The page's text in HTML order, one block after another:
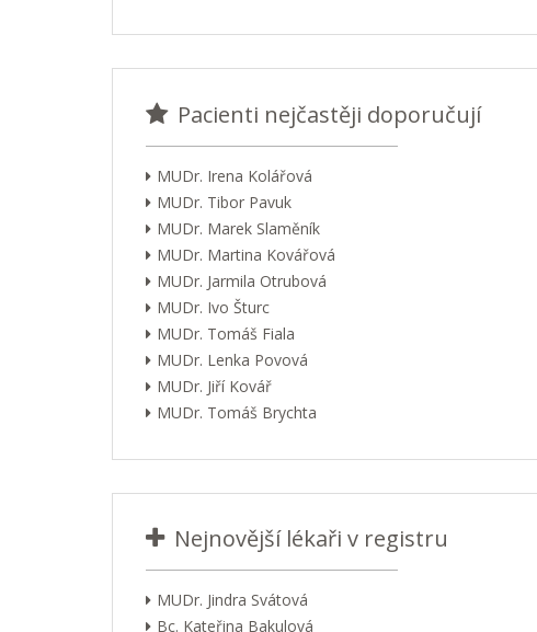
Pacienti nejčastěji doporučují
MUDr. Irena Kolářová
MUDr. Tibor Pavuk
MUDr. Marek Slaměník
MUDr. Martina Kovářová
MUDr. Jarmila Otrubová
MUDr. Ivo Šturc
MUDr. Tomáš Fiala
MUDr. Lenka Povová
MUDr. Jiří Kovář
MUDr. Tomáš Brychta
Nejnovější lékaři v registru
MUDr. Jindra Svátová
Bc. Kateřina Bakulová